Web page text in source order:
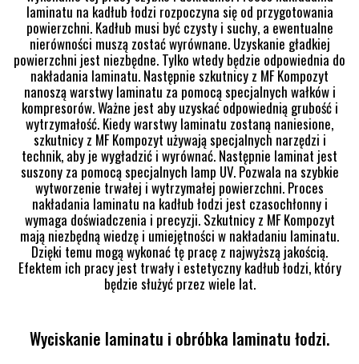
laminatu na kadłub łodzi rozpoczyna się od przygotowania
powierzchni. Kadłub musi być czysty i suchy, a ewentualne
nierówności muszą zostać wyrównane. Uzyskanie gładkiej
powierzchni jest niezbędne. Tylko wtedy będzie odpowiednia do
nakładania laminatu. Następnie szkutnicy z MF Kompozyt
nanoszą warstwy laminatu za pomocą specjalnych wałków i
kompresorów. Ważne jest aby uzyskać odpowiednią grubość i
wytrzymałość. Kiedy warstwy laminatu zostaną naniesione,
szkutnicy z MF Kompozyt używają specjalnych narzędzi i
technik, aby je wygładzić i wyrównać. Następnie laminat jest
suszony za pomocą specjalnych lamp UV. Pozwala na szybkie
wytworzenie trwałej i wytrzymałej powierzchni. Proces
nakładania laminatu na kadłub łodzi jest czasochłonny i
wymaga doświadczenia i precyzji. Szkutnicy z MF Kompozyt
mają niezbędną wiedzę i umiejętności w nakładaniu laminatu.
Dzięki temu mogą wykonać tę pracę z najwyższą jakością.
Efektem ich pracy jest trwały i estetyczny kadłub łodzi, który
będzie służyć przez wiele lat.
Wyciskanie laminatu i obróbka laminatu łodzi.